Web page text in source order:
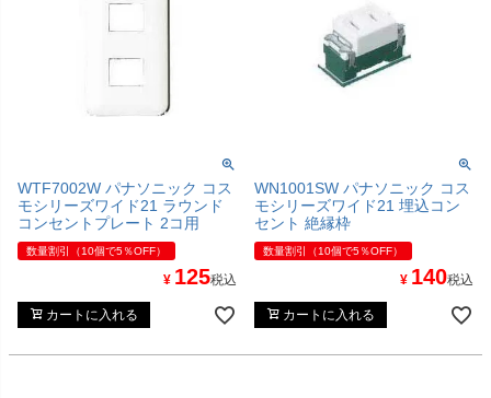
WTF7002W パナソニック コス
モシリーズワイド21 ラウンド
コンセントプレート 2コ用
数量割引（10個で5％OFF）
¥ 125税込
カートに入れる
WN1001SW パナソニック コス
モシリーズワイド21 埋込コン
セント 絶縁枠
数量割引（10個で5％OFF）
¥ 140税込
カートに入れる